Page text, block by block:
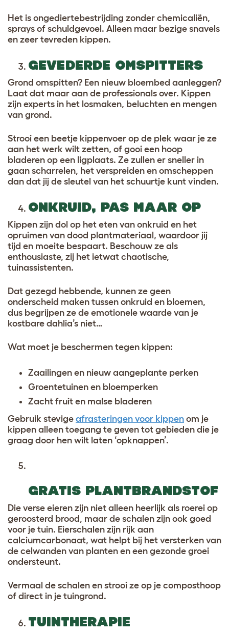
Het is ongediertebestrijding zonder chemicaliën,
sprays of schuldgevoel. Alleen maar bezige snavels
en zeer tevreden kippen.
GEVEDERDE OMSPITTERS
Grond omspitten? Een nieuw bloembed aanleggen?
Laat dat maar aan de professionals over. Kippen
zijn experts in het losmaken, beluchten en mengen
van grond.
Strooi een beetje kippenvoer op de plek waar je ze
aan het werk wilt zetten, of gooi een hoop
bladeren op een ligplaats. Ze zullen er sneller in
gaan scharrelen, het verspreiden en omscheppen
dan dat jij de sleutel van het schuurtje kunt vinden.
ONKRUID, PAS MAAR OP
Kippen zijn dol op het eten van onkruid en het
opruimen van dood plantmateriaal, waardoor jij
tijd en moeite bespaart. Beschouw ze als
enthousiaste, zij het ietwat chaotische,
tuinassistenten.
Dat gezegd hebbende, kunnen ze geen
onderscheid maken tussen onkruid en bloemen,
dus begrijpen ze de emotionele waarde van je
kostbare dahlia’s niet…
Wat moet je beschermen tegen kippen:
Zaailingen en nieuw aangeplante perken
Groentetuinen en bloemperken
Zacht fruit en malse bladeren
Gebruik stevige afrasteringen voor kippen om je
kippen alleen toegang te geven tot gebieden die je
graag door hen wilt laten ‘opknappen’.
GRATIS PLANTBRANDSTOF
Die verse eieren zijn niet alleen heerlijk als roerei op
geroosterd brood, maar de schalen zijn ook goed
voor je tuin. Eierschalen zijn rijk aan
calciumcarbonaat, wat helpt bij het versterken van
de celwanden van planten en een gezonde groei
ondersteunt.
Vermaal de schalen en strooi ze op je composthoop
of direct in je tuingrond.
TUINTHERAPIE